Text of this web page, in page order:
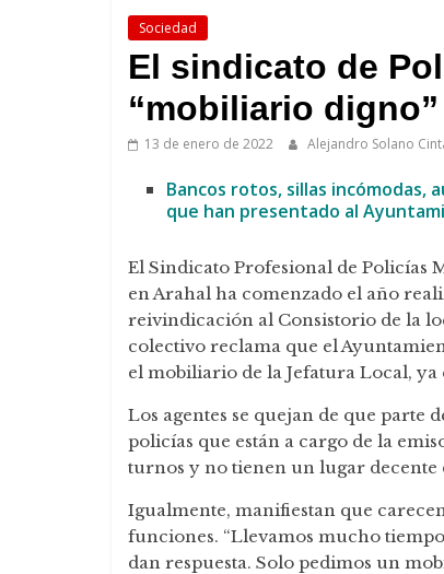
televisión
Arahal
Sociedad
El sindicato de
“mobiliario
13 de enero de 2022 Alejandro Solano
Bancos rotos, sillas incómodas,
que han presentado al
El Sindicato Profesional de Policías
en Arahal ha comenzado el año
reivindicación al Consistorio de la
colectivo reclama que el
el mobiliario de la Jefatura Local,
Los agentes se quejan de que parte
policías que están a cargo de la
turnos y no tienen un lugar decente
Igualmente, manifiestan que
funciones. “Llevamos mucho
dan respuesta. Solo pedimos un